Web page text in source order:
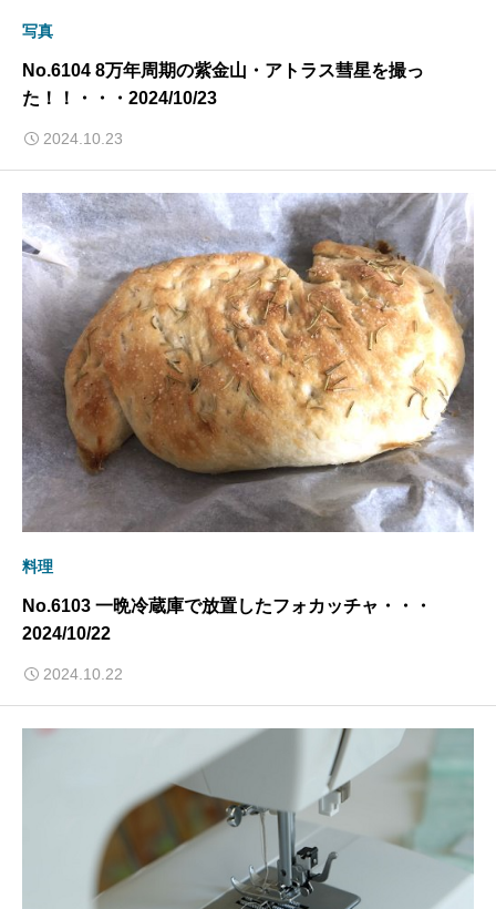
写真
No.6104 8万年周期の紫金山・アトラス彗星を撮っ
た！！・・・2024/10/23
2024.10.23
料理
No.6103 一晩冷蔵庫で放置したフォカッチャ・・・
2024/10/22
2024.10.22